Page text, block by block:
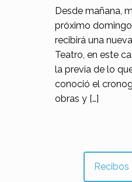
Desde mañana,
próximo
recibirá una
Teatro, en este
la previa de lo
conoció el
obras y […]
Recibos